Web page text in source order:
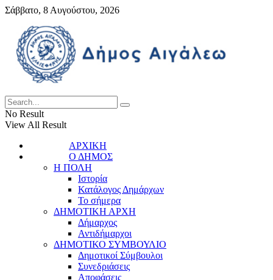
Σάββατο, 8 Αυγούστου, 2026
No Result
View All Result
ΑΡΧΙΚΗ
Ο ΔΗΜΟΣ
Η ΠΟΛΗ
Ιστορία
Κατάλογος Δημάρχων
Το σήμερα
ΔΗΜΟΤΙΚΗ ΑΡΧΗ
Δήμαρχος
Αντιδήμαρχοι
ΔΗΜΟΤΙΚΟ ΣΥΜΒΟΥΛΙΟ
Δημοτικοί Σύμβουλοι
Συνεδριάσεις
Αποφάσεις